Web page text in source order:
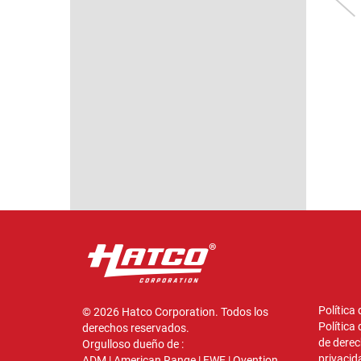
VERTICAL CON
© 2026 Hatco Corporation. Todos los
derechos reservados.
Orgulloso dueño de :
Política
Política
de